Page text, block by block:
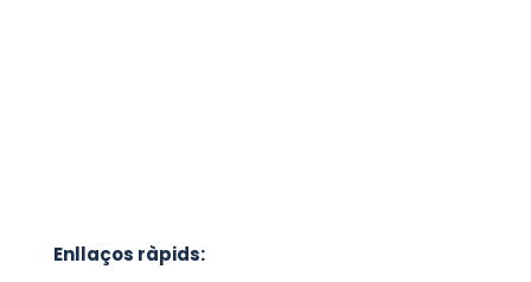
Enllaços ràpids: